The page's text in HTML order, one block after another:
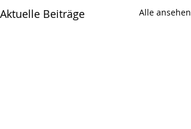
Aktuelle Beiträge Alle ansehen